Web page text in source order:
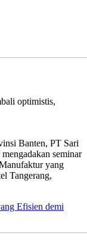
optimistis,
Banten, PT Sari
seminar
yang
Tangerang,
Efisien demi